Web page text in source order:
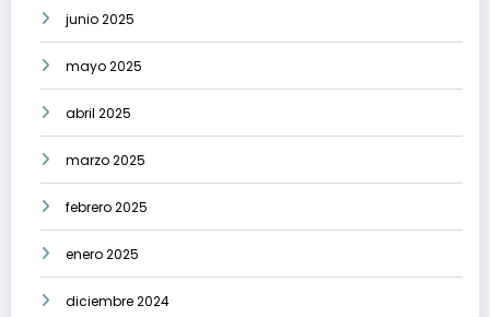
junio 2025
mayo 2025
abril 2025
marzo 2025
febrero 2025
enero 2025
diciembre 2024